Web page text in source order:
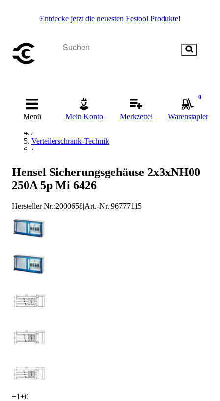
Entdecke jetzt die neuesten Festool Produkte!
Menü Mein Konto Merkzettel
0
Warenstapler
Startseite
/
/
Verteilerschrank-Technik
/
HENSEL Sicherungsmaterial
Hensel Sicherungsgehäuse 2x3xNH00
250A 5p Mi 6426
Hersteller Nr.:2000658|Art.-Nr.:96777115
+1+0